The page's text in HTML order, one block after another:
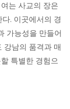
는 사교의 장은
. 이곳에서의 경
가능성을 만들어
강남의 품격과 매
특별한 경험으